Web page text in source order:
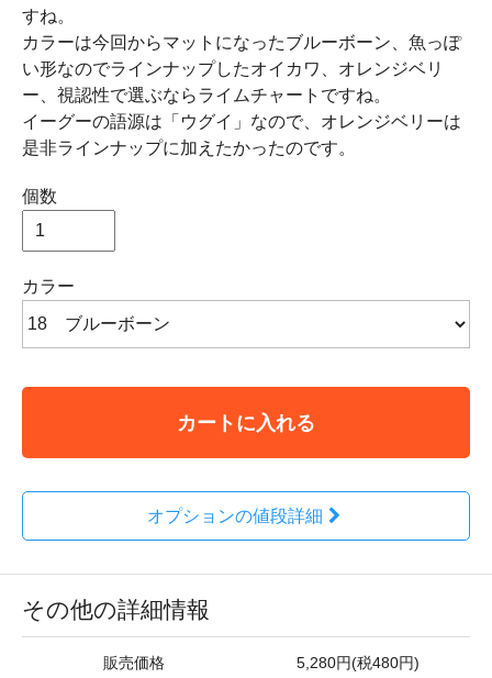
すね。
カラーは今回からマットになったブルーボーン、魚っぽ
い形なのでラインナップしたオイカワ、オレンジベリ
ー、視認性で選ぶならライムチャートですね。
イーグーの語源は「ウグイ」なので、オレンジベリーは
是非ラインナップに加えたかったのです。
個数
カラー
カートに入れる
オプションの値段詳細
その他の詳細情報
販売価格 5,280円(税480円)